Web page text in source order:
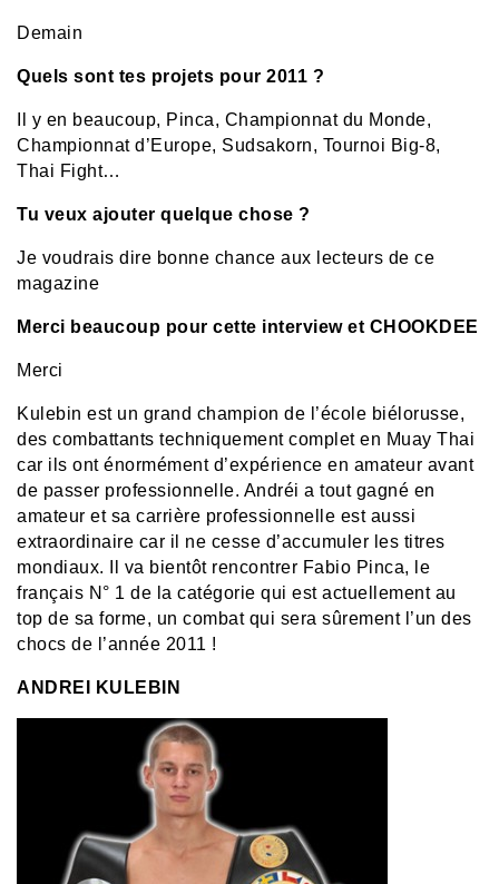
Demain
Quels sont tes projets pour 2011 ?
Il y en beaucoup, Pinca, Championnat du Monde,
Championnat d’Europe, Sudsakorn, Tournoi Big-8,
Thai Fight…
Tu veux ajouter quelque chose ?
Je voudrais dire bonne chance aux lecteurs de ce
magazine
Merci beaucoup pour cette interview et CHOOKDEE
Merci
Kulebin est un grand champion de l’école biélorusse,
des combattants techniquement complet en Muay Thai
car ils ont énormément d’expérience en amateur avant
de passer professionnelle. Andréi a tout gagné en
amateur et sa carrière professionnelle est aussi
extraordinaire car il ne cesse d’accumuler les titres
mondiaux. Il va bientôt rencontrer Fabio Pinca, le
français N° 1 de la catégorie qui est actuellement au
top de sa forme, un combat qui sera sûrement l’un des
chocs de l’année 2011 !
ANDREI KULEBIN